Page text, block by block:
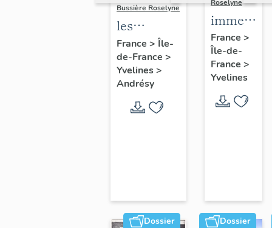
Bussière Roselyne
les
immeubles,
maisons et
fermes du
canton
d'Andrésy
France > Île-
de-France >
Yvelines>
Andrésy
Roselyne
maisons,
fermes
France >
Île-de-
France >
Yvelines
Dossier Dossier